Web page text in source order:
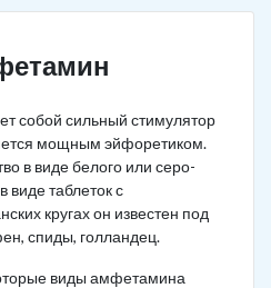
собой сильный стимулятор
мощным эйфоретиком.
в виде белого или серо-
виде таблеток с
кругах он известен под
спиды, голландец.
виды амфетамина